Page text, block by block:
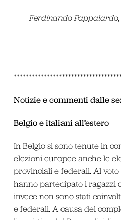
Ferdinando
Notizie e commenti dalle
Belgio e italiani all’estero
In Belgio si sono tenute in
elezioni europee anche le
provinciali e federali. Al
hanno partecipato i ragazzi
invece non sono stati
e federali. A causa del